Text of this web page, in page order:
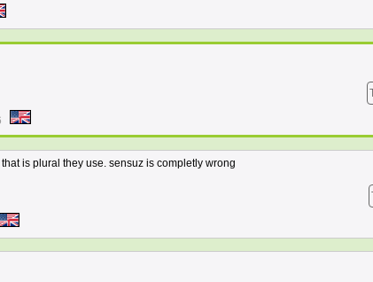
is plural they use. sensuz is completly wrong